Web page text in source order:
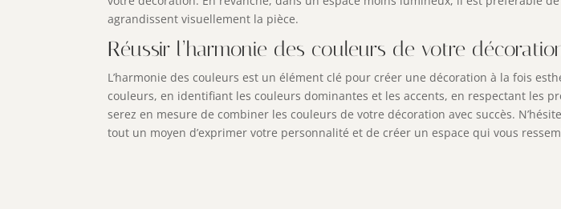
agrandissent visuellement la pièce.
Réussir l’harmonie des couleurs de votre
L’harmonie des couleurs est un élément clé pour créer une décoration à la fois
couleurs, en identifiant les couleurs dominantes et les accents, en respectant les
serez en mesure de combiner les couleurs de votre décoration avec succès.
tout un moyen d’exprimer votre personnalité et de créer un espace qui vous